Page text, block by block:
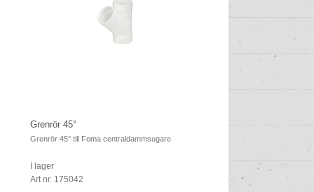
Grenrör 45°
Grenrör 45° till Foma centraldammsugare
I lager
Art nr. 175042